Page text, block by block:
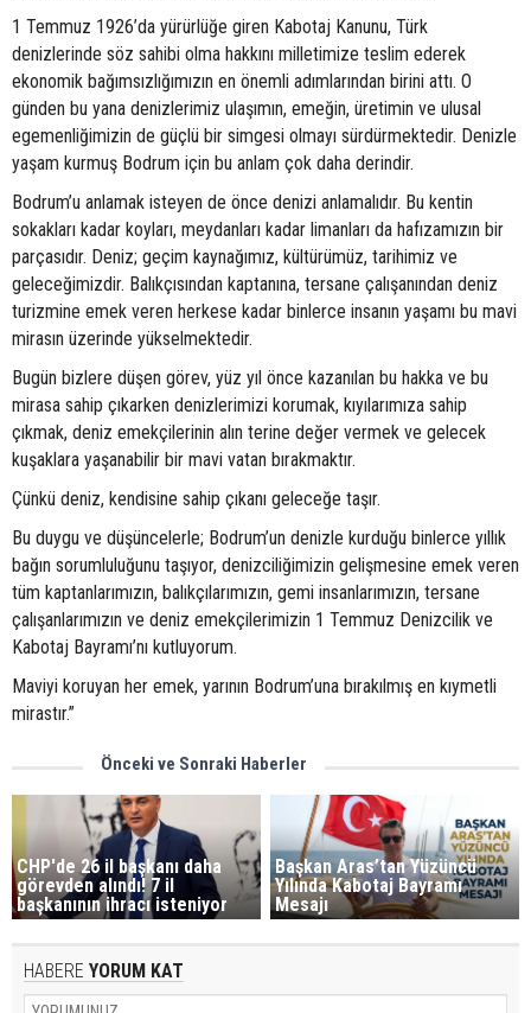
1 Temmuz 1926’da yürürlüğe giren Kabotaj Kanunu, Türk
denizlerinde söz sahibi olma hakkını milletimize teslim ederek
ekonomik bağımsızlığımızın en önemli adımlarından birini attı. O
günden bu yana denizlerimiz ulaşımın, emeğin, üretimin ve ulusal
egemenliğimizin de güçlü bir simgesi olmayı sürdürmektedir. Denizle
yaşam kurmuş Bodrum için bu anlam çok daha derindir.
Bodrum’u anlamak isteyen de önce denizi anlamalıdır. Bu kentin
sokakları kadar koyları, meydanları kadar limanları da hafızamızın bir
parçasıdır. Deniz; geçim kaynağımız, kültürümüz, tarihimiz ve
geleceğimizdir. Balıkçısından kaptanına, tersane çalışanından deniz
turizmine emek veren herkese kadar binlerce insanın yaşamı bu mavi
mirasın üzerinde yükselmektedir.
Bugün bizlere düşen görev, yüz yıl önce kazanılan bu hakka ve bu
mirasa sahip çıkarken denizlerimizi korumak, kıyılarımıza sahip
çıkmak, deniz emekçilerinin alın terine değer vermek ve gelecek
kuşaklara yaşanabilir bir mavi vatan bırakmaktır.
Çünkü deniz, kendisine sahip çıkanı geleceğe taşır.
Bu duygu ve düşüncelerle; Bodrum’un denizle kurduğu binlerce yıllık
bağın sorumluluğunu taşıyor, denizciliğimizin gelişmesine emek veren
tüm kaptanlarımızın, balıkçılarımızın, gemi insanlarımızın, tersane
çalışanlarımızın ve deniz emekçilerimizin 1 Temmuz Denizcilik ve
Kabotaj Bayramı’nı kutluyorum.
Maviyi koruyan her emek, yarının Bodrum’una bırakılmış en kıymetli
mirastır.”
Önceki ve Sonraki Haberler
CHP'de 26 il başkanı daha
görevden alındı! 7 il
başkanının ihracı isteniyor
Başkan Aras’tan Yüzüncü
Yılında Kabotaj Bayramı
Mesajı
HABERE YORUM KAT